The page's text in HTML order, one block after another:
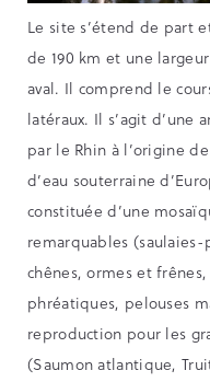
Le site s’étend de part
de 190 km et une
aval. Il comprend le
latéraux. Il s’agit d’une
par le Rhin à l’origine
d’eau souterraine
constituée d’une
remarquables
chênes, ormes et
phréatiques, pelouses
reproduction pour les
(Saumon atlantique,